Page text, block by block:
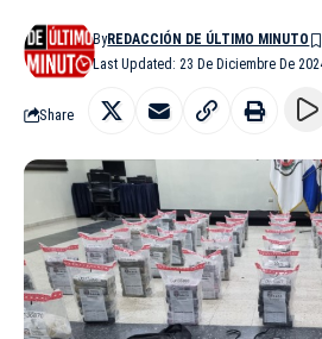
Last Updated: 23 De Diciembre De
ByREDACCIÓN DE ÚLTIMO MINUTO
Share